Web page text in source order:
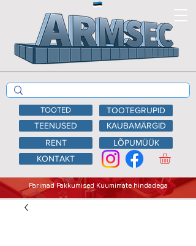
TEENUSED
KAUBAMÄRGID
RENT
LÕPUMÜÜK
KONTAKT
Parimad Pakkumised Kuumimate hindadega
TOOTED TOOTEGRUPID